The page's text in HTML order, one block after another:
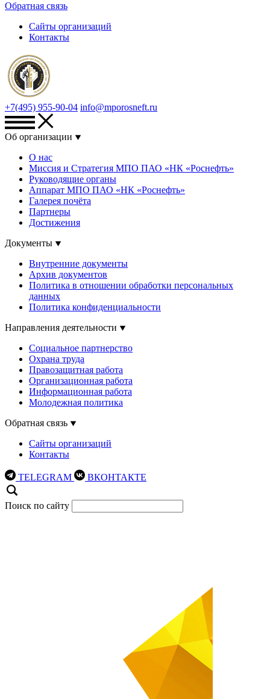
Обратная связь
Сайты организаций
Контакты
+7(495) 955-90-04 info@mporosneft.ru
Об организации
О нас
Миссия и Стратегия МПО ПАО «НК «Роснефть»
Руководящие органы
Аппарат МПО ПАО «НК «Роснефть»
Галерея почёта
Партнеры
Достижения
Документы
Внутренние документы
Архив документов
Политика в отношении обработки персональных
данных
Политика конфиденциальности
Направления деятельности
Социальное партнерство
Охрана труда
Правозащитная работа
Организационная работа
Информационная работа
Молодежная политика
Обратная связь
Сайты организаций
Контакты
TELEGRAM ВКОНТАКТЕ
Поиск по сайту